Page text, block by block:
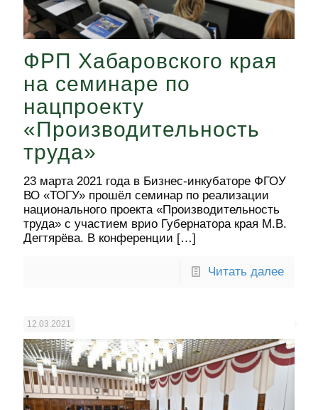
ФРП Хабаровского края
на семинаре по
нацпроекту
«Производительность
труда»
23 марта 2021 года в Бизнес-инкубаторе ФГОУ
ВО «ТОГУ» прошёл семинар по реализации
национального проекта «Производительность
труда» с участием врио Губернатора края М.В.
Дегтярёва. В конференции […]
Читать далее
12.03.2021